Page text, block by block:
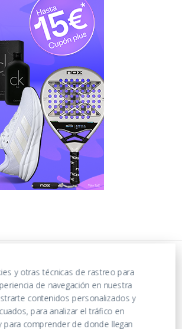
y otras técnicas de rastreo para
de navegación en nuestra
contenidos personalizados y
para analizar el tráfico en
para comprender de donde llegan